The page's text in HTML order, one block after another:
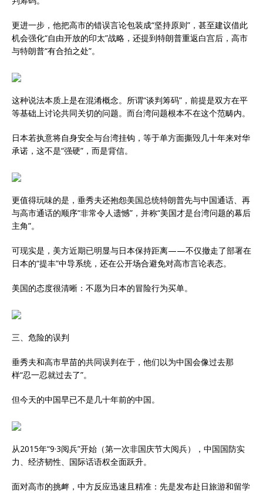
更进一步，他把高市的错误言论包装成“坚持原则”，甚至建议借此
机会强化“自由开放的印太”战略，还提到特朗普重返白宫后，高市
与特朗普“有合拍之处”。
这种说法本质上是在混淆概念。所谓“谈判筹码”，前提是双方在平
等基础上讨论共同关切的问题。而台湾问题根本不在这个范畴内。
日本若执意将自身安全与台湾挂钩，等于单方面撕毁几十年来对华
承诺，这不是“强硬”，而是背信。
更值得玩味的是，垂秀夫还抱怨美国总统特朗普先与中国通话、再
与高市通话的顺序“非常令人遗憾”，并称“美国才是台湾问题的幕后
主角”。
可现实是，美方近期已明显与日本保持距离——不仅撤走了部署在
日本的“提丰”中导系统，还在公开场合避免对高市言论表态。
美国的态度很清晰：不愿为日本的冒险行为买单。
三、危险的误判
垂秀夫和高市早苗的共同误判在于，他们以为中国会像过去那
样“忍一忍就过去了”。
但今天的中国早已不是几十年前的中国。
从2015年“9·3阅兵”开始（第一次非国庆节大阅兵），中国国防实
力、经济韧性、国际话语权全面跃升。
面对高市的挑衅，中方反应迅速且精准：先是发布赴日旅游和留学